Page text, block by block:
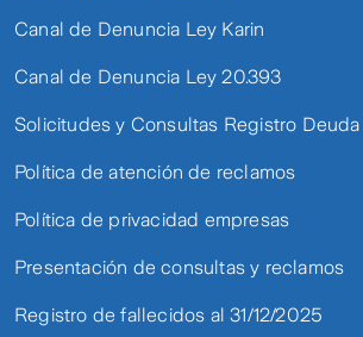
Canal de Denuncia Ley Karin
Canal de Denuncia Ley 20.393
Solicitudes y Consultas Registro
Política de atención de reclamos
Política de privacidad empresas
Presentación de consultas y reclamos
Registro de fallecidos al 31/12/2025